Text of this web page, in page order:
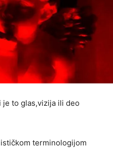
je to glas,vizija ili deo
terminologijom